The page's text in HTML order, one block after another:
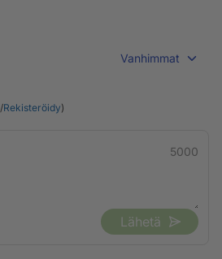
Vanhimmat
/Rekisteröidy)
5000
Lähetä